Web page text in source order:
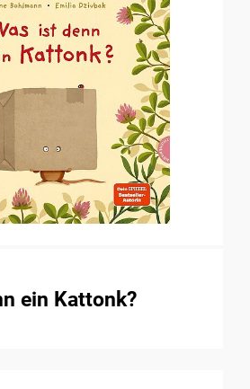
ein Kattonk?